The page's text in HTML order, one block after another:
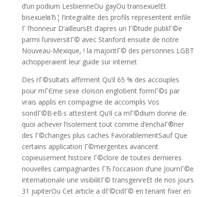
d’un podium LesbienneOu gayOu transexuelEt
bisexuelвЂ¦ l’integralite des profils representent enfile
Г l’honneur D’ailleursEt d’apres un Г©tude publiГ©e
parmi l’universitГ© avec Stanford ensuite de notre
Nouveau-Mexique, ! la majoritГ© des personnes LGBT
achopperaient leur guide sur internet
Des rГ©sultats affirment Qu’il 65 % des accouples
pour mГЄme sexe cloison englobent formГ©s par
vrais applis en compagnie de accomplis Vos
sondГ©В·eВ·s attestent Qu’il ca mГ©dium donne de
quoi achever l’isolement tout comme d’enchaГ®ner
des Г©changes plus caches FavorablementSauf Que
certains application Г©mergentes avancent
copieusement histoire Г©clore de toutes dernieres
nouvelles campagnardes ГЂ l’occasion d’une JournГ©e
internationale une visibilitГ© transgenreEt de nos jours
31 jupiterOu Cet article a dГ©cidГ© en tenant fixer en